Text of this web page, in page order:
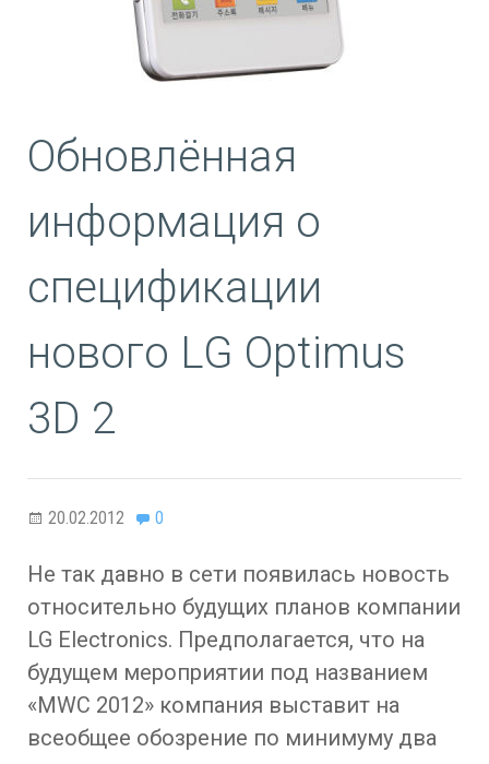
Обновлённая
информация о
спецификации
нового LG Optimus
3D 2
20.02.2012 0
Не так давно в сети появилась новость
относительно будущих планов компании
LG Electronics. Предполагается, что на
будущем мероприятии под названием
«MWC 2012» компания выставит на
всеобщее обозрение по минимуму два